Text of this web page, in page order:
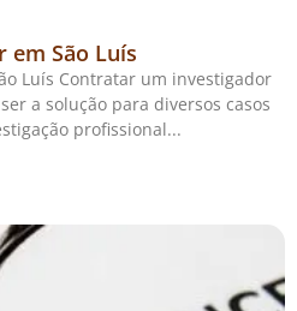
São Luís
Luís Contratar um investigador
a solução para diversos casos
profissional